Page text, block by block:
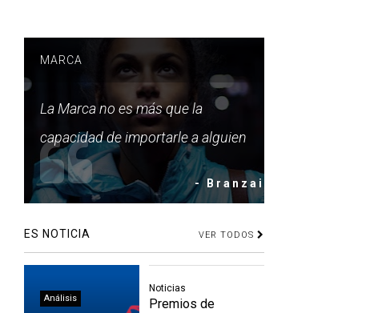
MARCA
La Marca no es más que la
capacidad de importarle a alguien
- Branzai
ES NOTICIA VER TODOS
Análisis
Noticias
Premios de